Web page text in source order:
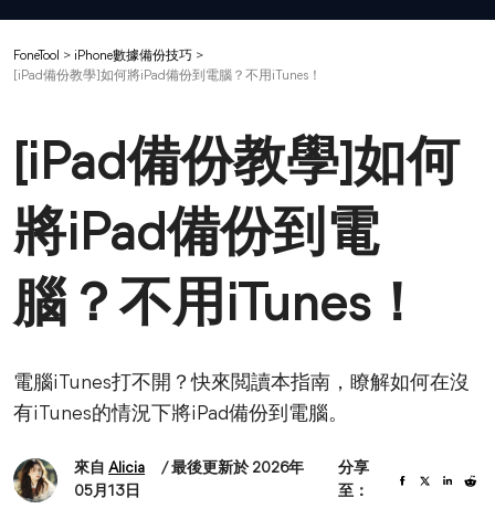
FoneTool > iPhone數據備份技巧 >
[iPad備份教學]如何將iPad備份到電腦？不用iTunes！
[iPad備份教學]如何
將iPad備份到電
腦？不用iTunes！
電腦iTunes打不開？快來閲讀本指南，瞭解如何在沒
有iTunes的情況下將iPad備份到電腦。
來自 Alicia
/ 最後更新於 2026年
05月13日
分享
至：